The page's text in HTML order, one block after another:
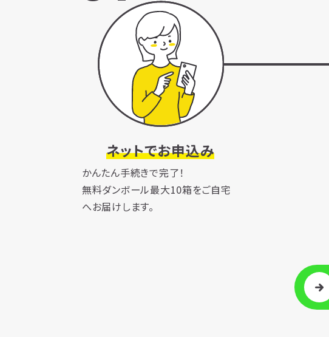
ネットでお申込み
かんたん手続きで完了！
無料ダンボール最大10箱をご自宅
へお届けします。